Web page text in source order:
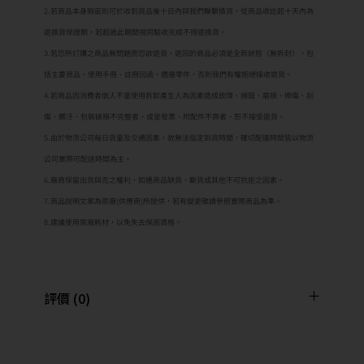
2.若商品本身瑕疵則可於收到貨品後十日內與我們聯繫換貨。從商品收訖起十天內為
退換貨保證期，若超過此期間視同驗收完成不得退換貨。
3.若您所訂購之商品無問題而您欲退貨，退回的商品必須是全新狀態（無拆封），包
括主要商品、使用手冊、註冊回函、週邊零件，否則我們有權拒絕接收退貨。
4.若商品因消費者個人不當使用拆卸產生人為因素造成故障、損毀、磨損、擦傷、刮
傷、髒汙、包裝破損不完整者，或是發票、附配件不齊者，恕不接受退貨。
5.由於物流公司每日貨量及交通因素，故無法指定到貨時間，確切配達時間皆以物流
公司實際可配送時間為主。
6.廠商保留出貨與否之權利，如遇商品缺貨、斷貨或其他不可抗拒之因素。
7.商品說明文案為原廠(供應商)所提供，若有變更敬請參照實際商品為準。
8.建議使用原廠耗材，以免失去保固資格。
評價 (0)